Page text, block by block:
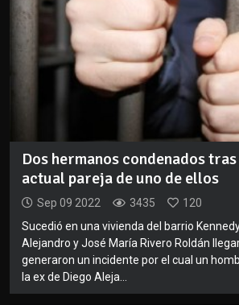
Dos hermanos condenados
actual pareja de uno de ellos
Sep 09 2022 3435
120
Sucedió en una vivienda del barrio
Alejandro y José María Rivero Roldán
generaron un incidente por el cual un
la ex de Diego Aleja...